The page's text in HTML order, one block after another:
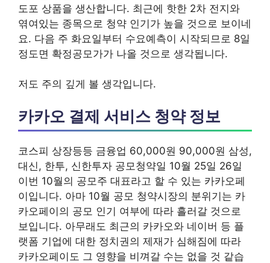
도포 상품을 생산합니다. 최근에 핫한 2차 전지와
엮여있는 종목으로 청약 인기가 높을 것으로 보이네
요. 다음 주 화요일부터 수요예측이 시작되므로 8일
정도면 확정공모가가 나올 것으로 생각됩니다.
저도 주의 깊게 볼 생각입니다.
카카오 결제 서비스 청약 정보
코스피 상장등등 금융업 60,000원 90,000원 삼성,
대신, 한투, 신한투자 공모청약일 10월 25일 26일
이번 10월의 공모주 대표라고 할 수 있는 카카오페
이입니다. 아마 10월 공모 청약시장의 분위기는 카
카오페이의 공모 인기 여부에 따라 흘러갈 것으로
보입니다. 아무래도 최근의 카카오와 네이버 등 플
랫폼 기업에 대한 정치권의 제재가 심해짐에 따라
카카오페이도 그 영향을 비껴갈 수는 없을 것 같습